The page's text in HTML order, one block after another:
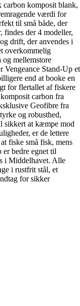
carbon komposit blank,
værdi for
til små både, der
findes der 4 modeller,
drift, der anvendes i
overkommelig
og mellemstore
Vengeance Stand-Up et
end at booke en
for flertallet af fiskere
carbon fra
Geofibre fra
og robusthed,
sikkert at kæmpe mod
er de lettere
fiske små fisk, mens
bedre egnet til
i Middelhavet. Alle
i rustfrit stål, et
for sikker